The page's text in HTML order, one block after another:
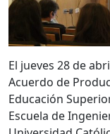
El jueves 28 de
Acuerdo de
Educación
Escuela de